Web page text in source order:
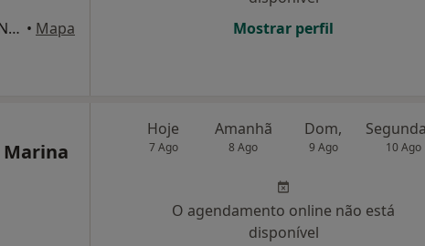
Rua das Mestras, nº 818, loja N - (Na EN nº1, entre Seixezelo e Pedroso), Pedroso • Mapa
Mostrar perfil
Marina
Hoje
7 Ago
Amanhã
8 Ago
Dom,
9 Ago 10 Ago
O agendamento online não está
disponível